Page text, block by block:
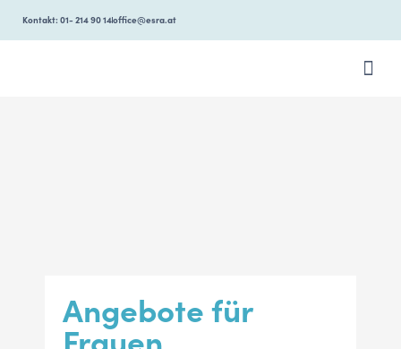
Kontakt: 01- 214 90 14office@esra.at
Angebote für
Frauen